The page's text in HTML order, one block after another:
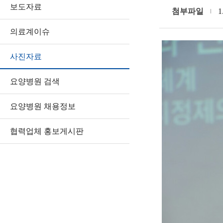
보도자료
의료계이슈
사진자료
요양병원 검색
요양병원 채용정보
협력업체 홍보게시판
첨부파일